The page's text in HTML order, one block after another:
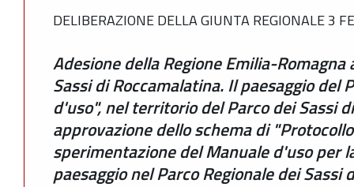
DELIBERAZIONE DELLA GIUNTA REGIONALE 3
Adesione della Regione Emilia-
Sassi di Roccamalatina. Il paesaggio del
d'uso", nel territorio del Parco dei Sassi
approvazione dello schema di
sperimentazione del Manuale d'uso per
paesaggio nel Parco Regionale dei Sassi